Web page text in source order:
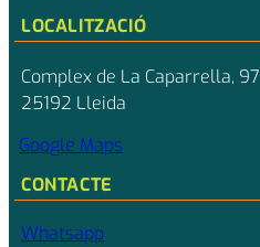
LOCALITZACIÓ
Complex de La Caparrella, 97
25192 Lleida
Google Maps
CONTACTE
Whatsapp